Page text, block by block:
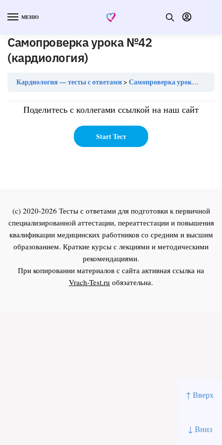
↑ Вверх
↓ Вниз
МЕНЮ
Самопроверка урока №42
(кардиология)
Кардиология — тесты с ответами Самопроверка урока №42 (кардиология)
Поделитесь с коллегами ссылкой на наш сайт
(c) 2020-2026 Тесты с ответами для подготовки к первичной
специализированной аттестации, переаттестации и повышения
квалификации медицинских работников со средним и высшим
образованием. Краткие курсы с лекциями и методическими
рекомендациями.
При копировании материалов с сайта активная ссылка на
Vrach-Test.ru обязательна.